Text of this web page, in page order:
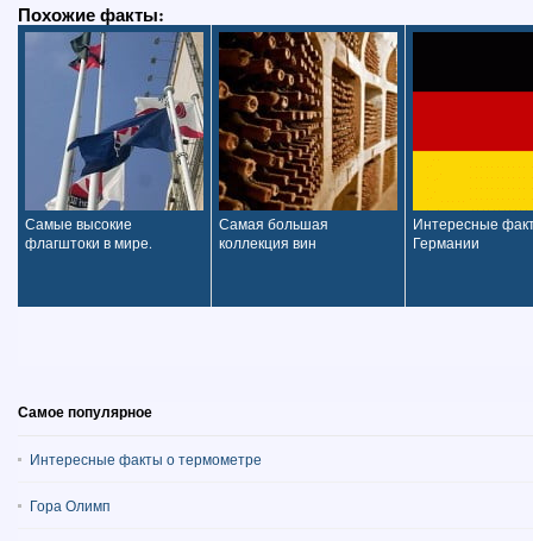
Похожие факты:
Самые высокие
флагштоки в мире.
Самая большая
коллекция вин
Интересные
Германии
Самое популярное
Интересные факты о термометре
Гора Олимп